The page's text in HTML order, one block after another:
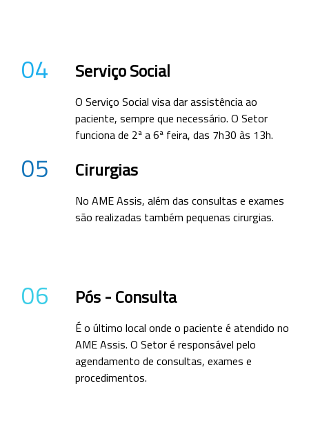
04 Serviço Social
O Serviço Social visa dar assistência ao
paciente, sempre que necessário. O Setor
funciona de 2ª a 6ª feira, das 7h30 às 13h.
05 Cirurgias
No AME Assis, além das consultas e exames
são realizadas também pequenas cirurgias.
06 Pós - Consulta
É o último local onde o paciente é atendido no
AME Assis. O Setor é responsável pelo
agendamento de consultas, exames e
procedimentos.